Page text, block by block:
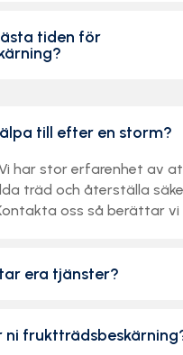
tiden för
till efter en storm?
har stor erfarenhet av
träd och återställa
oss så berättar vi
era tjänster?
ni